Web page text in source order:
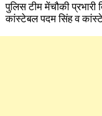
पुलिस टीम मेंचौकी
कांस्टेबल पदम सिंह व